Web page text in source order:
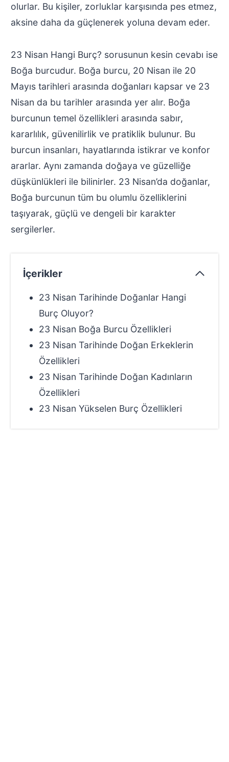
olurlar. Bu kişiler, zorluklar karşısında pes etmez,
aksine daha da güçlenerek yoluna devam eder.
23 Nisan Hangi Burç? sorusunun kesin cevabı ise
Boğa burcudur. Boğa burcu, 20 Nisan ile 20
Mayıs tarihleri arasında doğanları kapsar ve 23
Nisan da bu tarihler arasında yer alır. Boğa
burcunun temel özellikleri arasında sabır,
kararlılık, güvenilirlik ve pratiklik bulunur. Bu
burcun insanları, hayatlarında istikrar ve konfor
ararlar. Aynı zamanda doğaya ve güzelliğe
düşkünlükleri ile bilinirler. 23 Nisan’da doğanlar,
Boğa burcunun tüm bu olumlu özelliklerini
taşıyarak, güçlü ve dengeli bir karakter
sergilerler.
İçerikler
23 Nisan Tarihinde Doğanlar Hangi
Burç Oluyor?
23 Nisan Boğa Burcu Özellikleri
23 Nisan Tarihinde Doğan Erkeklerin
Özellikleri
23 Nisan Tarihinde Doğan Kadınların
Özellikleri
23 Nisan Yükselen Burç Özellikleri